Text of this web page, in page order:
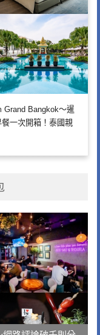
Grand Bangkok～暹
一次開箱！泰國親